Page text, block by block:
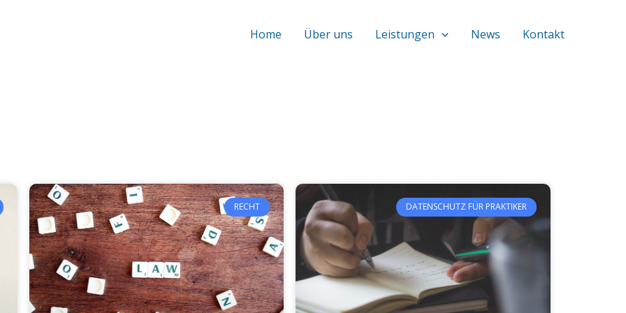
Home Über uns Leistungen News Kontakt
RECHT DATENSCHUTZ FÜR PRAKTIKER